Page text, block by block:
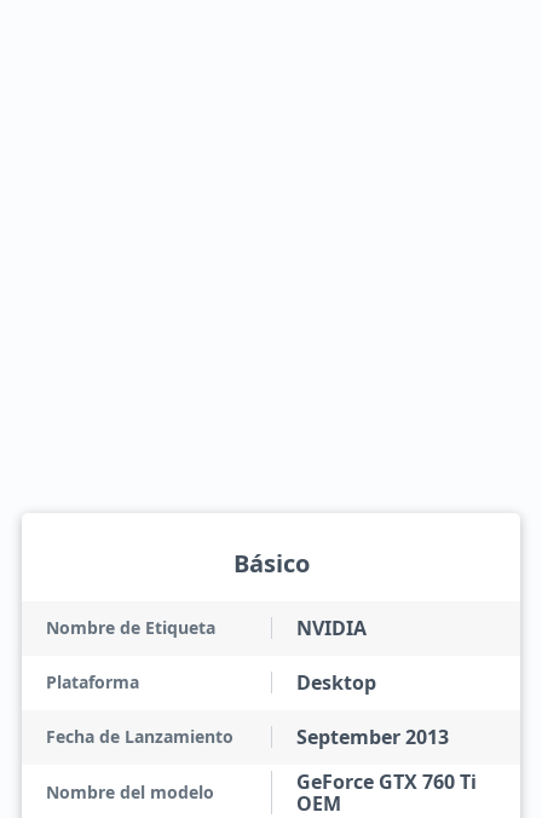
Básico
Nombre de Etiqueta NVIDIA
Plataforma Desktop
Fecha de Lanzamiento September 2013
Nombre del modelo
GeForce GTX 760 Ti
OEM